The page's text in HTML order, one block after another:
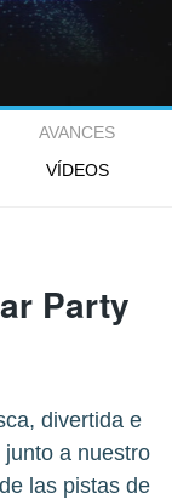
AVANCES
VÍDEOS
Party
divertida e
a nuestro
las pistas de